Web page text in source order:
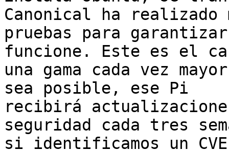
Canonical ha realizado
pruebas para garantizar
funcione. Este es el
una gama cada vez
sea posible, ese Pi
recibirá
seguridad cada tres
si identificamos un